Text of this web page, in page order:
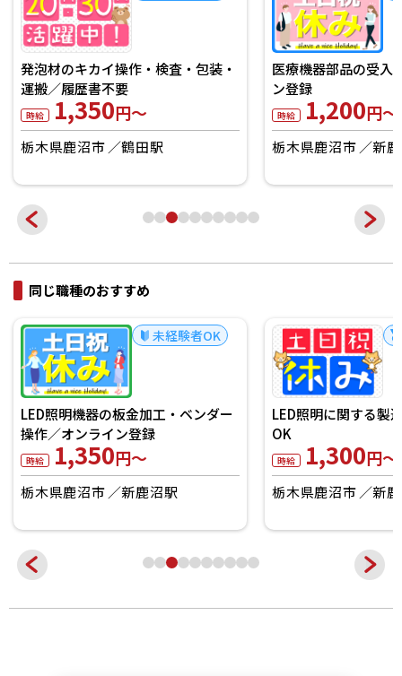
発泡材のキカイ操作・検査・包装・
運搬／履歴書不要
時給 1,350円～
栃木県鹿沼市 鶴田駅
医療機器部品の受入
ン登録
時給 1,200円～
栃木県鹿沼市 新
同じ職種のおすすめ
未経験者OK
LED照明機器の板金加工・ベンダー
操作／オンライン登録
時給 1,350円～
栃木県鹿沼市 新鹿沼駅
LED照明に関する製
OK
時給 1,300円～
栃木県鹿沼市 新